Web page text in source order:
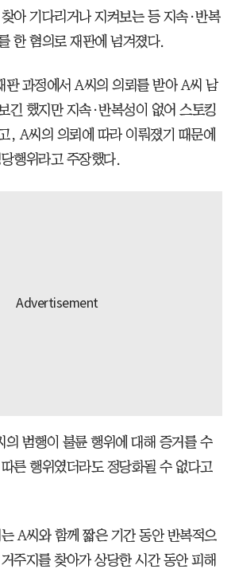
아 기다리거나 지켜보는 등 지속·반복
한 혐의로 재판에 넘겨졌다.
판 과정에서 A씨의 의뢰를 받아 A씨 남
긴 했지만 지속·반복성이 없어 스토킹
, A씨의 의뢰에 따라 이뤄졌기 때문에
행위라고 주장했다.
의 범행이 불륜 행위에 대해 증거를 수
른 행위였더라도 정당화될 수 없다고
A씨와 함께 짧은 기간 동안 반복적으
주지를 찾아가 상당한 시간 동안 피해